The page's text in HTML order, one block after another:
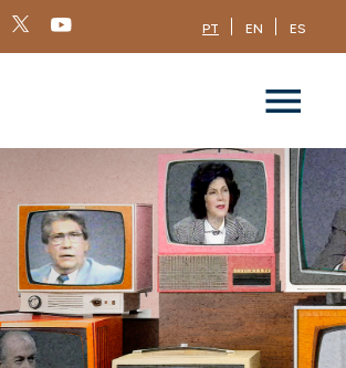
PT EN ES